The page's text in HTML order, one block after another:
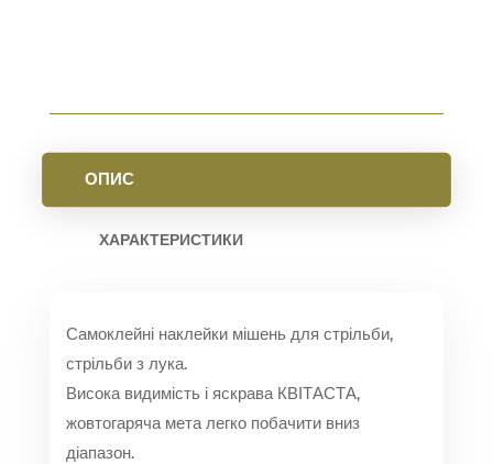
ОПИС
ХАРАКТЕРИСТИКИ
Самоклейні наклейки мішень для стрільби,
стрільби з лука.
Висока видимість і яскрава КВІТАСТА,
жовтогаряча мета легко побачити вниз
діапазон.